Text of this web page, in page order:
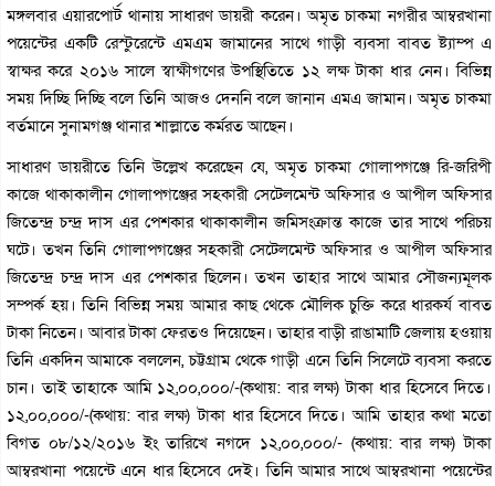
মঙ্গলবার এয়ারপোর্ট থানায় সাধারণ ডায়রী করেন। অমৃত চাকমা নগরীর আম্বরখানা
পয়েন্টের একটি রেস্টুরেন্টে এমএম জামানের সাথে গাড়ী ব্যবসা বাবত ষ্ট্যাম্প এ
স্বাক্ষর করে ২০১৬ সালে স্বাক্ষীগণের উপস্থিতিতে ১২ লক্ষ টাকা ধার নেন। বিভিন্ন
সময় দিচ্ছি দিচ্ছি বলে তিনি আজও দেননি বলে জানান এমএ জামান। অমৃত চাকমা
বর্তমানে সুনামগঞ্জ থানার শাল্লাতে কর্মরত আছেন।
সাধারণ ডায়রীতে তিনি উল্লেখ করেছেন যে, অমৃত চাকমা গোলাপগঞ্জে রি-জরিপী
কাজে থাকাকালীন গোলাপগঞ্জের সহকারী সেটেলমেন্ট অফিসার ও আপীল অফিসার
জিতেন্দ্র চন্দ্র দাস এর পেশকার থাকাকালীন জমিসংক্রান্ত কাজে তার সাথে পরিচয়
ঘটে। তখন তিনি গোলাপগঞ্জের সহকারী সেটেলমেন্ট অফিসার ও আপীল অফিসার
জিতেন্দ্র চন্দ্র দাস এর পেশকার ছিলেন। তখন তাহার সাথে আমার সৌজন্যমূলক
সম্পর্ক হয়। তিনি বিভিন্ন সময় আমার কাছ থেকে মৌলিক চুক্তি করে ধারকর্য বাবত
টাকা নিতেন। আবার টাকা ফেরতও দিয়েছেন। তাহার বাড়ী রাঙামাটি জেলায় হওয়ায়
তিনি একদিন আমাকে বললেন, চট্টগ্রাম থেকে গাড়ী এনে তিনি সিলেটে ব্যবসা করতে
চান। তাই তাহাকে আমি ১২,০০,০০০/-(কথায়: বার লক্ষ) টাকা ধার হিসেবে দিতে।
১২,০০,০০০/-(কথায়: বার লক্ষ) টাকা ধার হিসেবে দিতে। আমি তাহার কথা মতো
বিগত ০৮/১২/২০১৬ ইং তারিখে নগদে ১২,০০,০০০/- (কথায়: বার লক্ষ) টাকা
আম্বরখানা পয়েন্টে এনে ধার হিসেবে দেই। তিনি আমার সাথে আম্বরখানা পয়েন্টের